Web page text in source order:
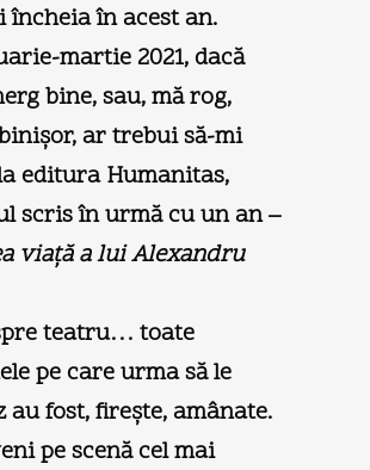
încheia în acest an.
martie 2021, dacă
bine, sau, mă rog,
ar trebui să-mi
editura Humanitas,
scris în urmă cu un an –
viaţă a lui Alexandru
teatru… toate
pe care urma să le
au fost, fireşte, amânate.
pe scenă cel mai